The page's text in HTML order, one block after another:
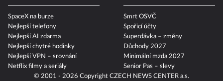
© 2001 - 2026 Copyright CZECH NEWS CENTER a.s.
SpaceX na burze
Nejlepší telefony
Nejlepší AI zdarma
Nejlepší chytré hodinky
Nejlepší VPN – srovnání
Netflix filmy a seriály
Smrt OSVČ
Spořicí účty
Superdávka – změny
Důchody 2027
Minimální mzda 2027
Senior Pas – slevy